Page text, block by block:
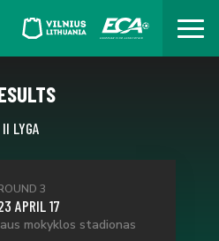
II LYGA
3
APRIL 17
mokyklos stadionas